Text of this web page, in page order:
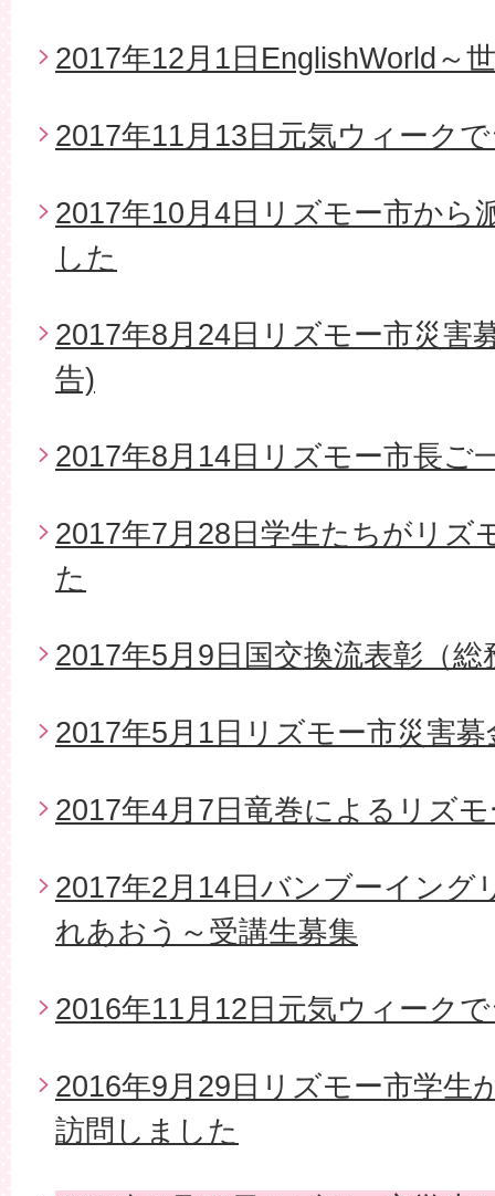
2017年12月1日EnglishWorld～
2017年11月13日元気ウィーク
2017年10月4日リズモー市から
した
2017年8月24日リズモー市災害
告)
2017年8月14日リズモー市長ご
2017年7月28日学生たちがリズ
た
2017年5月9日国交換流表彰（総
2017年5月1日リズモー市災害
2017年4月7日竜巻によるリズ
2017年2月14日バンブーイング
れあおう～受講生募集
2016年11月12日元気ウィーク
2016年9月29日リズモー市学生
訪問しました